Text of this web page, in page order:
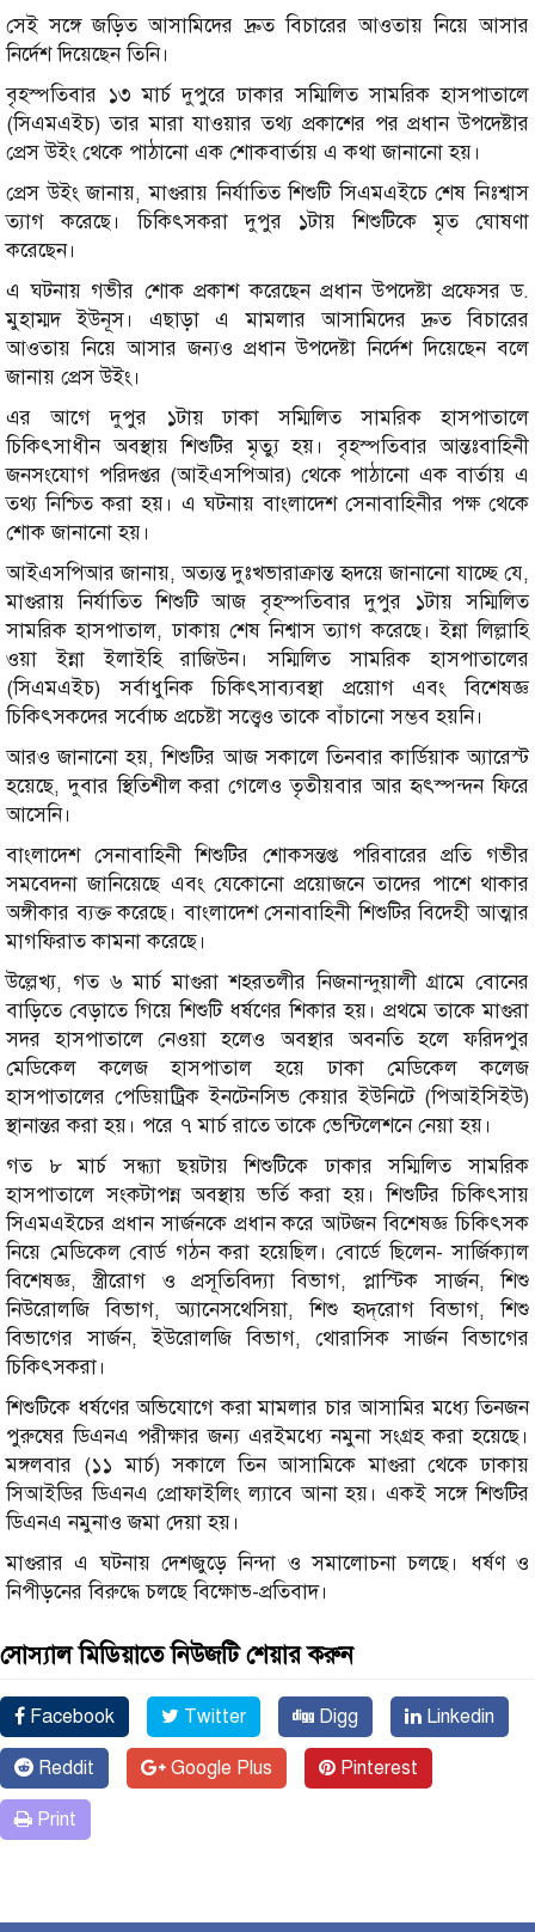
সেই সঙ্গে জড়িত আসামিদের দ্রুত বিচারের আওতায় নিয়ে আসার
নির্দেশ দিয়েছেন তিনি।
বৃহস্পতিবার ১৩ মার্চ দুপুরে ঢাকার সম্মিলিত সামরিক হাসপাতালে
(সিএমএইচ) তার মারা যাওয়ার তথ্য প্রকাশের পর প্রধান উপদেষ্টার
প্রেস উইং থেকে পাঠানো এক শোকবার্তায় এ কথা জানানো হয়।
প্রেস উইং জানায়, মাগুরায় নির্যাতিত শিশুটি সিএমএইচে শেষ নিঃশ্বাস
ত্যাগ করেছে। চিকিৎসকরা দুপুর ১টায় শিশুটিকে মৃত ঘোষণা
করেছেন।
এ ঘটনায় গভীর শোক প্রকাশ করেছেন প্রধান উপদেষ্টা প্রফেসর ড.
মুহাম্মদ ইউনূস। এছাড়া এ মামলার আসামিদের দ্রুত বিচারের
আওতায় নিয়ে আসার জন্যও প্রধান উপদেষ্টা নির্দেশ দিয়েছেন বলে
জানায় প্রেস উইং।
এর আগে দুপুর ১টায় ঢাকা সম্মিলিত সামরিক হাসপাতালে
চিকিৎসাধীন অবস্থায় শিশুটির মৃত্যু হয়। বৃহস্পতিবার আন্তঃবাহিনী
জনসংযোগ পরিদপ্তর (আইএসপিআর) থেকে পাঠানো এক বার্তায় এ
তথ্য নিশ্চিত করা হয়। এ ঘটনায় বাংলাদেশ সেনাবাহিনীর পক্ষ থেকে
শোক জানানো হয়।
আইএসপিআর জানায়, অত্যন্ত দুঃখভারাক্রান্ত হৃদয়ে জানানো যাচ্ছে যে,
মাগুরায় নির্যাতিত শিশুটি আজ বৃহস্পতিবার দুপুর ১টায় সম্মিলিত
সামরিক হাসপাতাল, ঢাকায় শেষ নিশ্বাস ত্যাগ করেছে। ইন্না লিল্লাহি
ওয়া ইন্না ইলাইহি রাজিউন। সম্মিলিত সামরিক হাসপাতালের
(সিএমএইচ) সর্বাধুনিক চিকিৎসাব্যবস্থা প্রয়োগ এবং বিশেষজ্ঞ
চিকিৎসকদের সর্বোচ্চ প্রচেষ্টা সত্ত্বেও তাকে বাঁচানো সম্ভব হয়নি।
আরও জানানো হয়, শিশুটির আজ সকালে তিনবার কার্ডিয়াক অ্যারেস্ট
হয়েছে, দুবার স্থিতিশীল করা গেলেও তৃতীয়বার আর হৃৎস্পন্দন ফিরে
আসেনি।
বাংলাদেশ সেনাবাহিনী শিশুটির শোকসন্তপ্ত পরিবারের প্রতি গভীর
সমবেদনা জানিয়েছে এবং যেকোনো প্রয়োজনে তাদের পাশে থাকার
অঙ্গীকার ব্যক্ত করেছে। বাংলাদেশ সেনাবাহিনী শিশুটির বিদেহী আত্মার
মাগফিরাত কামনা করেছে।
উল্লেখ্য, গত ৬ মার্চ মাগুরা শহরতলীর নিজনান্দুয়ালী গ্রামে বোনের
বাড়িতে বেড়াতে গিয়ে শিশুটি ধর্ষণের শিকার হয়। প্রথমে তাকে মাগুরা
সদর হাসপাতালে নেওয়া হলেও অবস্থার অবনতি হলে ফরিদপুর
মেডিকেল কলেজ হাসপাতাল হয়ে ঢাকা মেডিকেল কলেজ
হাসপাতালের পেডিয়াট্রিক ইনটেনসিভ কেয়ার ইউনিটে (পিআইসিইউ)
স্থানান্তর করা হয়। পরে ৭ মার্চ রাতে তাকে ভেন্টিলেশনে নেয়া হয়।
গত ৮ মার্চ সন্ধ্যা ছয়টায় শিশুটিকে ঢাকার সম্মিলিত সামরিক
হাসপাতালে সংকটাপন্ন অবস্থায় ভর্তি করা হয়। শিশুটির চিকিৎসায়
সিএমএইচের প্রধান সার্জনকে প্রধান করে আটজন বিশেষজ্ঞ চিকিৎসক
নিয়ে মেডিকেল বোর্ড গঠন করা হয়েছিল। বোর্ডে ছিলেন- সার্জিক্যাল
বিশেষজ্ঞ, স্ত্রীরোগ ও প্রসূতিবিদ্যা বিভাগ, প্লাস্টিক সার্জন, শিশু
নিউরোলজি বিভাগ, অ্যানেসথেসিয়া, শিশু হৃদ্‌রোগ বিভাগ, শিশু
বিভাগের সার্জন, ইউরোলজি বিভাগ, থোরাসিক সার্জন বিভাগের
চিকিৎসকরা।
শিশুটিকে ধর্ষণের অভিযোগে করা মামলার চার আসামির মধ্যে তিনজন
পুরুষের ডিএনএ পরীক্ষার জন্য এরইমধ্যে নমুনা সংগ্রহ করা হয়েছে।
মঙ্গলবার (১১ মার্চ) সকালে তিন আসামিকে মাগুরা থেকে ঢাকায়
সিআইডির ডিএনএ প্রোফাইলিং ল্যাবে আনা হয়। একই সঙ্গে শিশুটির
ডিএনএ নমুনাও জমা দেয়া হয়।
মাগুরার এ ঘটনায় দেশজুড়ে নিন্দা ও সমালোচনা চলছে। ধর্ষণ ও
নিপীড়নের বিরুদ্ধে চলছে বিক্ষোভ-প্রতিবাদ।
সোস্যাল মিডিয়াতে নিউজটি শেয়ার করুন
Facebook Twitter Digg Linkedin
Reddit Google Plus Pinterest
Print